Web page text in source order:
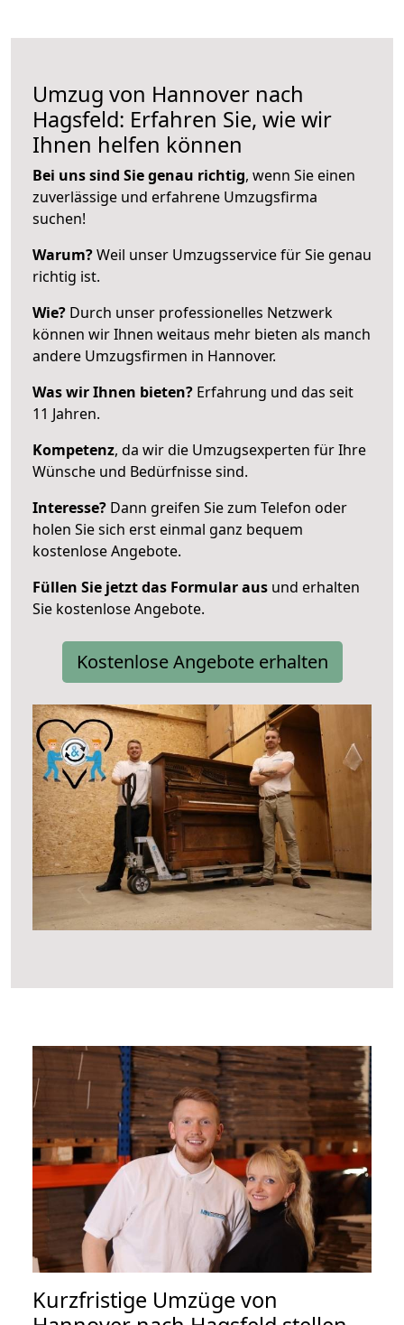
Umzug von Hannover nach
Hagsfeld: Erfahren Sie, wie wir
Ihnen helfen können
Bei uns sind Sie genau richtig, wenn Sie einen
zuverlässige und erfahrene Umzugsfirma
suchen!
Warum?Weil unser Umzugsservice für Sie genau
richtig ist.
Wie? Durch unser professionelles Netzwerk
können wir Ihnen weitaus mehr bieten als manch
andere Umzugsfirmen in Hannover.
Was wir Ihnen bieten? Erfahrung und das seit
11 Jahren.
Kompetenz, da wir die Umzugsexperten für Ihre
Wünsche und Bedürfnisse sind.
Interesse? Dann greifen Sie zum Telefon oder
holen Sie sich erst einmal ganz bequem
kostenlose Angebote.
Füllen Sie jetzt das Formular aus und erhalten
Sie kostenlose Angebote.
Kostenlose Angebote erhalten
Kurzfristige Umzüge von